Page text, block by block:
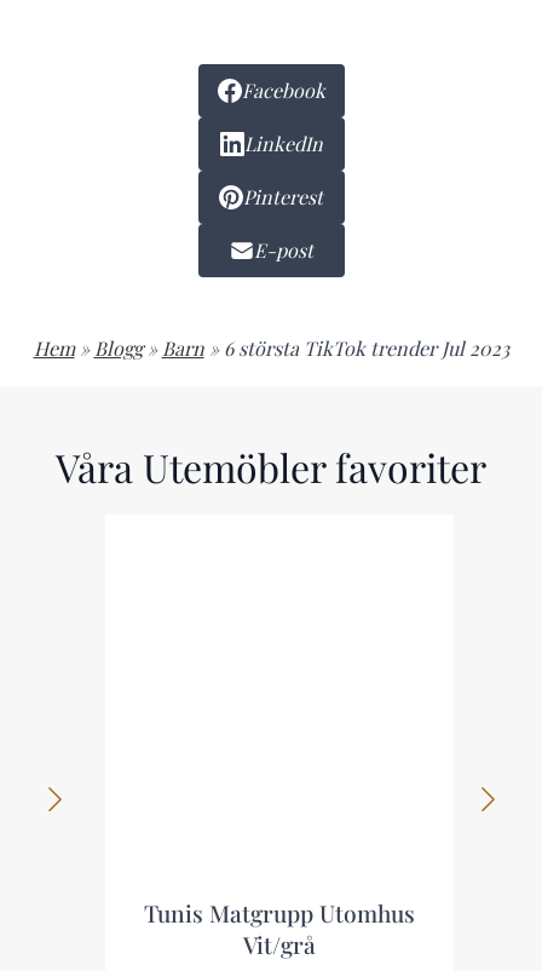
Facebook
LinkedIn
Pinterest
E-post
Hem » Blogg » Barn » 6 största TikTok trender Jul 2023
Våra Utemöbler favoriter
Tunis Matgrupp Utomhus
Vit/grå